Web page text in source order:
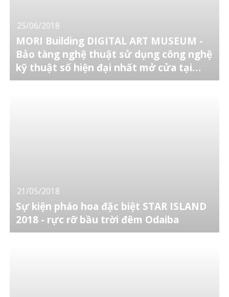
25/06/2018
MORI Building DIGITAL ART MUSEUM -
Bảo tàng nghệ thuật sử dụng công nghệ
kỹ thuật số hiện đại nhất mở cửa tại
Odaiba, Tokyo
21/05/2018
Sự kiện pháo hoa đặc biệt STAR ISLAND
2018 - rực rỡ bầu trời đêm Odaiba